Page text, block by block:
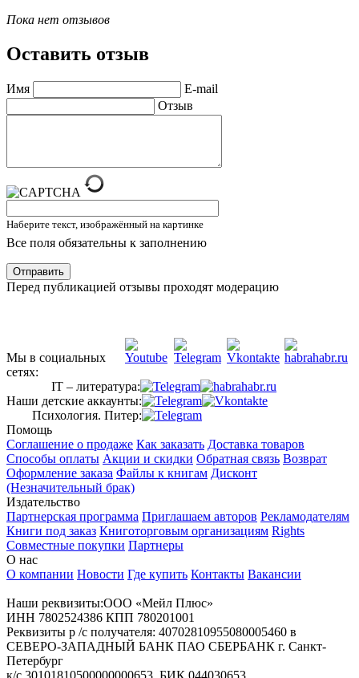
Пока нет отзывов
Оставить отзыв
Имя
E-mail
Отзыв
Наберите текст, изображённый на картинке
Все поля обязательны к заполнению
Отправить
Перед публикацией отзывы проходят модерацию
Мы в социальных
сетях:
IT – литература:
Наши детские аккаунты:
Психология. Питер:
Помощь
Соглашение о продаже Как заказать Доставка товаров
Способы оплаты Акции и скидки Обратная связь Возврат
Оформление заказа Файлы к книгам Дисконт
(Незначительный брак)
Издательство
Партнерская программа Приглашаем авторов Рекламодателям
Книги под заказ Книготорговым организациям Rights
Совместные покупки Партнеры
О нас
О компании Новости Где купить Контакты Вакансии
Наши реквизиты:ООО «Мейл Плюс»
ИНН 7802524386 КПП 780201001
Реквизиты р /с получателя: 40702810955080005460 в
СЕВЕРО-ЗАПАДНЫЙ БАНК ПАО СБЕРБАНК г. Санкт-
Петербург
к/с 30101810500000000653, БИК 044030653